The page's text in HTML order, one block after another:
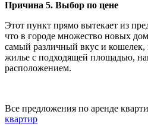
Причина 5. Выбор по цене
Этот пункт прямо вытекает из
что в городе множество новых
самый различный вкус и кошелек,
жилье с подходящей площадью,
расположением.
Все предложения по аренде
квартир